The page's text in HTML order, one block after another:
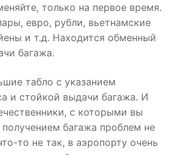
только на первое время.
евро, рубли, вьетнамские
и т.д. Находится обменный
багажа.
табло с указанием
и стойкой выдачи багажа. И
с которыми вы
багажа проблем не
то не так, в аэропорту очень